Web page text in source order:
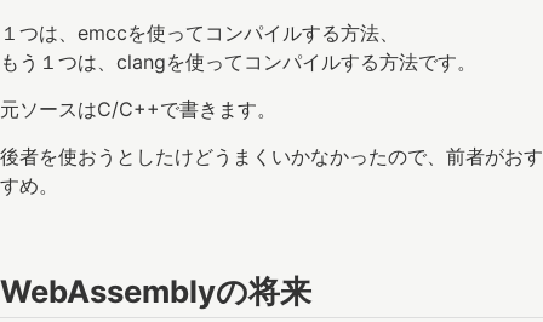
１つは、emccを使ってコンパイルする方法、
もう１つは、clangを使ってコンパイルする方法です。
元ソースはC/C++で書きます。
後者を使おうとしたけどうまくいかなかったので、前者がおす
すめ。
WebAssemblyの将来